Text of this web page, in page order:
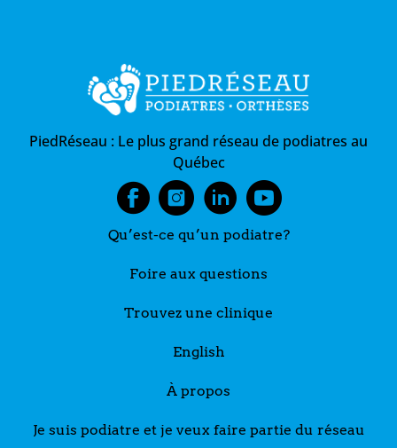
PiedRéseau : Le plus grand réseau de podiatres au
Québec
Qu’est-ce qu’un podiatre?
Foire aux questions
Trouvez une clinique
English
À propos
Je suis podiatre et je veux faire partie du réseau